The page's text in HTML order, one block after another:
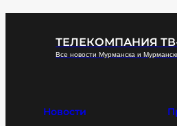
ТЕЛЕКОМПАНИЯ ТВ-
Все новости Мурманска и
Новости